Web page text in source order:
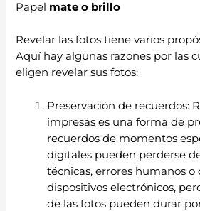
Papel mate o brillo
Revelar las fotos tiene varios
Aquí hay algunas razones por las
eligen revelar sus fotos:
Preservación de recuerdos:
impresas es una forma de
recuerdos de momentos
digitales pueden perderse
técnicas, errores humanos o
dispositivos electrónicos,
de las fotos pueden durar